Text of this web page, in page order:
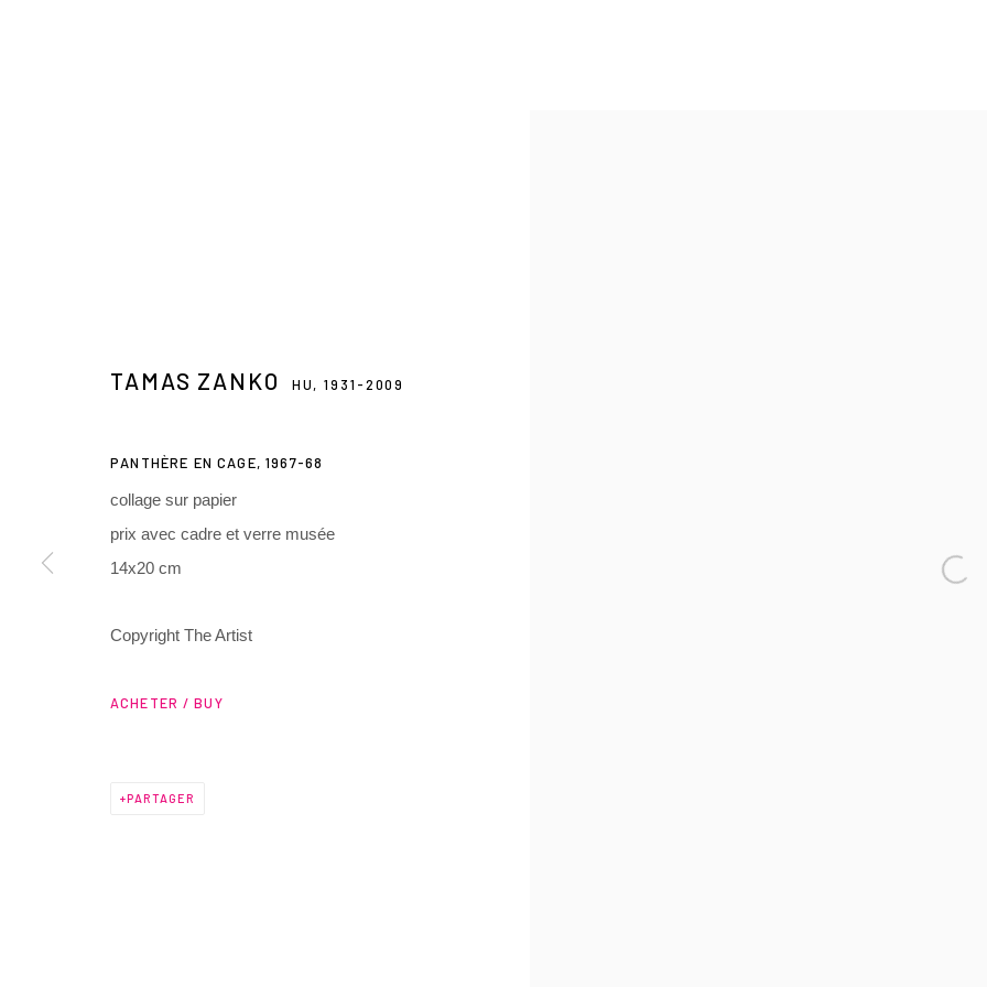
3 Rue Auguste Comte
Lyon, 69002
France
+ 33 (0) 6 70 74 80 92
@ 2025 GALERIE HENRI CHARTIER
TAMAS ZANKO HU,1931-2009
PANTHÈRE EN CAGE,1967-68
collage sur papier
prix avec cadre et verre musée
14x20 cm
Copyright The Artist
ACHETER / BUY
PARTAGER